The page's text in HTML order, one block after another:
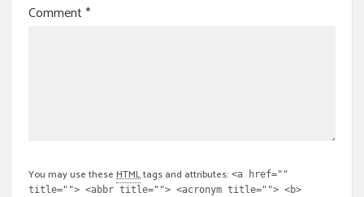
Comment*
You may use these HTMLtags and attributes: <a href=""
title=""> <abbr title=""> <acronym title=""> <b>